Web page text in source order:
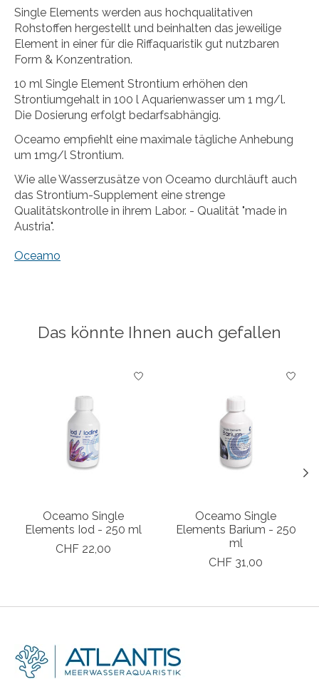
Single Elements werden aus hochqualitativen
Rohstoffen hergestellt und beinhalten das jeweilige
Element in einer für die Riffaquaristik gut nutzbaren
Form & Konzentration.
10 ml Single Element Strontium erhöhen den
Strontiumgehalt in 100 l Aquarienwasser um 1 mg/l.
Die Dosierung erfolgt bedarfsabhängig.
Oceamo empfiehlt eine maximale tägliche Anhebung
um 1mg/l Strontium.
Wie alle Wasserzusätze von Oceamo durchläuft auch
das Strontium-Supplement eine strenge
Qualitätskontrolle in ihrem Labor. - Qualität "made in
Austria".
Oceamo
Das könnte Ihnen auch gefallen
Produkt-Karussell-Artikel
Oceamo Single
Elements Iod - 250 ml
CHF 22,00
Oceamo Single
Elements Barium - 250
ml
CHF 31,00